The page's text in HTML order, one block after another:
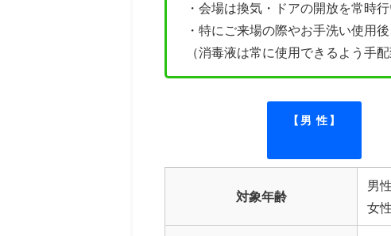
・会場は換気・ドアの開放を常時行
・特にご来場の際やお手洗い使用
（消毒液は常に使用できるよう手
【男 性】
対象年齢
男
女